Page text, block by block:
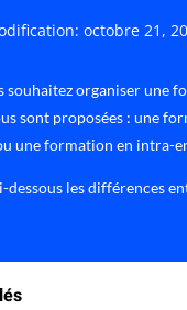
octobre 21,
souhaitez organiser une
sont proposées : une
une formation en intra-
dessous les différences